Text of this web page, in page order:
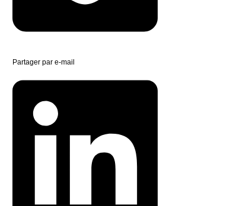
Partager par e-mail